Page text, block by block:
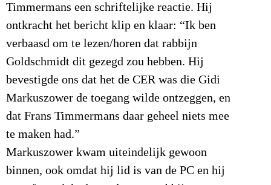
Timmermans een schriftelijke reactie. Hij
ontkracht het bericht klip en klaar: “Ik ben
verbaasd om te lezen/horen dat rabbijn
Goldschmidt dit gezegd zou hebben. Hij
bevestigde ons dat het de CER was die Gidi
Markuszower de toegang wilde ontzeggen, en
dat Frans Timmermans daar geheel niets mee
te maken had.”
Markuszower kwam uiteindelijk gewoon
binnen, ook omdat hij lid is van de PC en hij